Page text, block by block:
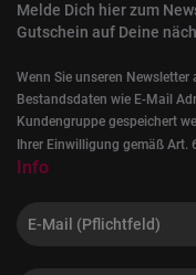
Melde Dich hier zum
Gutschein auf Deine
Wenn Sie unseren
Bestandsdaten wie E-Mail
Kundengruppe gespeichert
Ihrer Einwilligung gemäß Art.
Info